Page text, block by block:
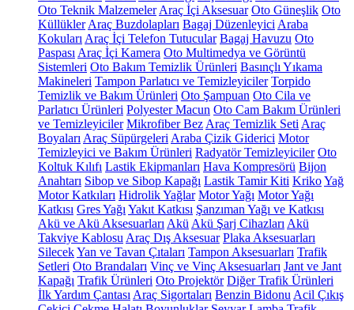
Oto Teknik Malzemeler Araç İçi Aksesuar Oto Güneşlik Oto
Küllükler Araç Buzdolapları Bagaj Düzenleyici Araba
Kokuları Araç İçi Telefon Tutucular Bagaj Havuzu Oto
Paspası Araç İçi Kamera Oto Multimedya ve Görüntü
Sistemleri Oto Bakım Temizlik Ürünleri Basınçlı Yıkama
Makineleri Tampon Parlatıcı ve Temizleyiciler Torpido
Temizlik ve Bakım Ürünleri Oto Şampuan Oto Cila ve
Parlatıcı Ürünleri Polyester Macun Oto Cam Bakım Ürünleri
ve Temizleyiciler Mikrofiber Bez Araç Temizlik Seti Araç
Boyaları Araç Süpürgeleri Araba Çizik Giderici Motor
Temizleyici ve Bakım Ürünleri Radyatör Temizleyiciler Oto
Koltuk Kılıfı Lastik Ekipmanları Hava Kompresörü Bijon
Anahtarı Sibop ve Sibop Kapağı Lastik Tamir Kiti KrikoYağ
Motor Katkıları Hidrolik Yağlar Motor Yağı Motor Yağı
Katkısı Gres Yağı Yakıt Katkısı Şanzıman Yağı ve Katkısı
Akü ve Akü Aksesuarları Akü Akü Şarj Cihazları Akü
Takviye Kablosu Araç Dış Aksesuar Plaka Aksesuarları
SilecekYan ve Tavan Çıtaları Tampon Aksesuarları Trafik
Setleri Oto Brandaları Vinç ve Vinç Aksesuarları Jant ve Jant
Kapağı Trafik Ürünleri Oto Projektör Diğer Trafik Ürünleri
İlk Yardım Çantası Araç Sigortaları Benzin Bidonu Acil Çıkış